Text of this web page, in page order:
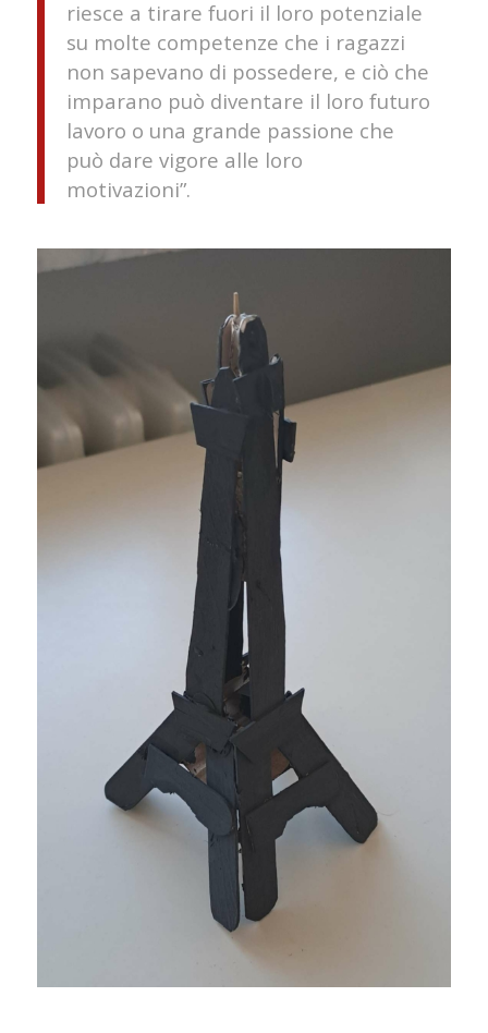
riesce a tirare fuori il loro potenziale
su molte competenze che i ragazzi
non sapevano di possedere, e ciò che
imparano può diventare il loro futuro
lavoro o una grande passione che
può dare vigore alle loro
motivazioni”.